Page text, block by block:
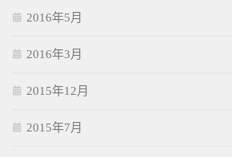
2016年5月
2016年3月
2015年12月
2015年7月